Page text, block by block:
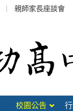
親師家長座談會
校園公告